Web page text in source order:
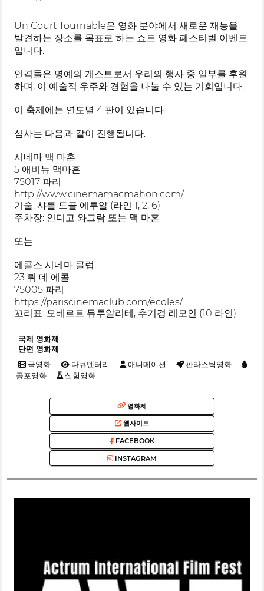
Un Court Tournable은 영화 분야에서 새로운 재능을
발견하는 장소를 목표로 하는 쇼트 영화 페스티벌 이벤트
입니다.
인격들은 명예의 게스트로서 우리의 행사 중 일부를 후원
하며, 이 예술적 우주와 경험을 나눌 수 있는 기회입니다.
이 축제에는 연도별 4 판이 있습니다.
심사는 다음과 같이 진행됩니다.
시네마 맥 마혼
5 애비뉴 맥마혼
75017 파리
http://www.cinemamacmahon.com/
기술: 샤를 드골 에투알 (라인 1, 2, 6)
주차장: 인디고 와그람 또는 맥 마혼
또는
에콜스 시네마 클럽
23 뤼 데 에콜
75005 파리
https://pariscinemaclub.com/ecoles/
꼬리표: 모베르트 뮤투알리테, 추기경 레모인 (10 라인)
국제 영화제
단편 영화제
극영화 다큐멘터리 애니메이션
판타스틱영화
공포영화
실험영화
영화제
웹사이트
FACEBOOK
INSTAGRAM